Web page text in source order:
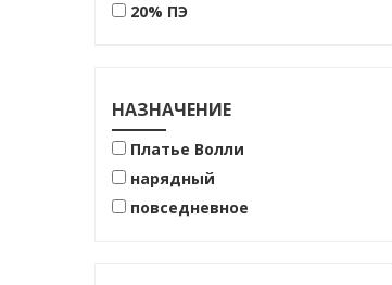
20% ПЭ
25% ПЭ.
30%ПЭ
30% ПЭ
31%вискоза
35% ПА
НАЗНАЧЕНИЕ
Платье Волли
нарядный
повседневное